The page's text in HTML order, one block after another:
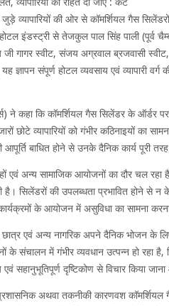
जुड़े व्यापारियों की ओर से कॉमर्शियल गैस
इंडस्ट्री से तेजकुल पाल सिंह पाली (पूर्व
जी गागर स्वीट, संजय अग्रवाल ब्रजवासी
ज्ञापन संपूर्ण होटल व्यवसाय एवं व्यापारी
कि कॉमर्शियल गैस सिलेंडर के ऑर्डर पर
छोटे व्यापारियों को गंभीर कठिनाइयों का
बाधित होने से उनके दैनिक कार्य पूरी तरह
एवं अन्य सामाजिक आयोजनों का दौर
सिलेंडरों की उपलब्धता प्रभावित होने से न
के आयोजन में असुविधा का सामना
एवं अन्य नागरिक अपने दैनिक भोजन के
के संचालन में गंभीर व्यवधान उत्पन्न हो रहा
सहानुभूतिपूर्ण दृष्टिकोण से विचार किया
अथवा तकनीकी कारणवश